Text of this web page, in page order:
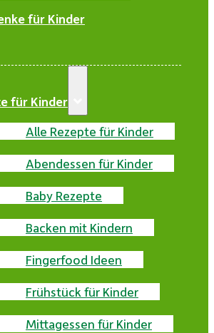
für Kinder
für Kinder
Alle Rezepte für Kinder
Abendessen für Kinder
Baby Rezepte
Backen mit Kindern
Fingerfood Ideen
Frühstück für Kinder
Mittagessen für Kinder